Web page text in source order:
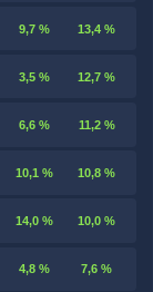
9,7 % 13,4 %
3,5 % 12,7 %
6,6 % 11,2 %
10,1 % 10,8 %
14,0 % 10,0 %
4,8 % 7,6 %